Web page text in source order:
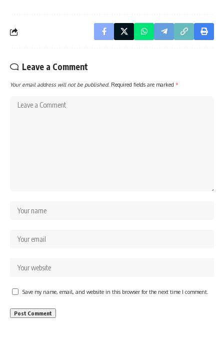
Leave a Comment
Your email address will not be published. Required fields are marked *
Save my name, email, and website in this browser for the next time I comment.